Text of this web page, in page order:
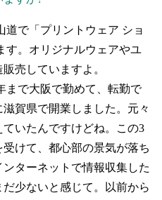
道で「プリントウェア ショ
す。オリジナルウェアやユ
売していますよ。
まで大阪で勤めて、転勤で
賀県で開業しました。元々
いたんですけどね。この3
けて、都心部の景気が落ち
ターネットで情報収集した
少ないと感じて。以前から